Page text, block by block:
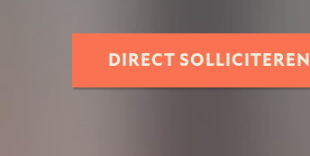
DIRECT SOLLICITEREN